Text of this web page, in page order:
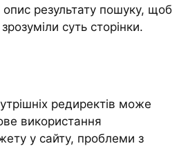
результату пошуку, щоб
суть сторінки.
редиректів може
використання
у сайту, проблеми з